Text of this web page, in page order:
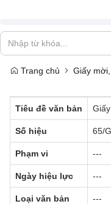
Trang chủ Giấy
Tiêu đề văn bản
Số hiệu 65/
Phạm vi ---
Ngày hiệu lực ---
Loại văn bản ---